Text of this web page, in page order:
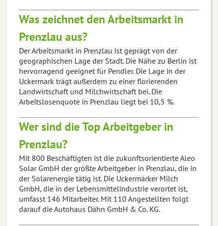
Was zeichnet den Arbeitsmarkt in
Prenzlau aus?
Der Arbeitsmarkt in Prenzlau ist geprägt von der
geographischen Lage der Stadt. Die Nähe zu Berlin ist
hervorragend geeignet für Pendler. Die Lage in der
Uckermark trägt außerdem zu einer florierenden
Landwirtschaft und Milchwirtschaft bei. Die
Arbeitslosenquote in Prenzlau liegt bei 10,5 %.
Wer sind die Top Arbeitgeber in
Prenzlau?
Mit 800 Beschäftigten ist die zukunftsorientierte Aleo
Solar GmbH der größte Arbeitgeber in Prenzlau, die in
der Solarenergie tätig ist. Die Uckermärker Milch
GmbH, die in der Lebensmittelindustrie verortet ist,
umfasst 146 Mitarbeiter. Mit 110 Angestellten folgt
darauf die Autohaus Dähn GmbH & Co. KG.